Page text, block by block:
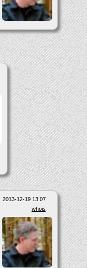
2013-12-19 13:07
whois